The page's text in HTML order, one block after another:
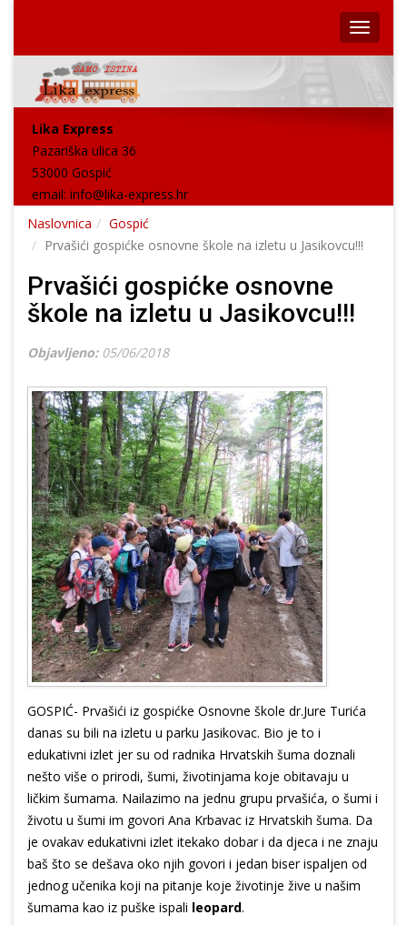
Lika Express
Pazariška ulica 36
53000 Gospić
email: info@lika-express.hr
Naslovnica
Gospić
Prvašići gospićke osnovne škole na izletu u Jasikovcu!!!
Prvašići gospićke osnovne
škole na izletu u Jasikovcu!!!
Objavljeno: 05/06/2018
GOSPIĆ- Prvašići iz gospićke Osnovne škole dr.Jure Turića
danas su bili na izletu u parku Jasikovac. Bio je to i
edukativni izlet jer su od radnika Hrvatskih šuma doznali
nešto više o prirodi, šumi, životinjama koje obitavaju u
ličkim šumama. Nailazimo na jednu grupu prvašića, o šumi i
životu u šumi im govori Ana Krbavac iz Hrvatskih šuma. Da
je ovakav edukativni izlet itekako dobar i da djeca i ne znaju
baš što se dešava oko njih govori i jedan biser ispaljen od
jednog učenika koji na pitanje koje životinje žive u našim
šumama kao iz puške ispali leopard.